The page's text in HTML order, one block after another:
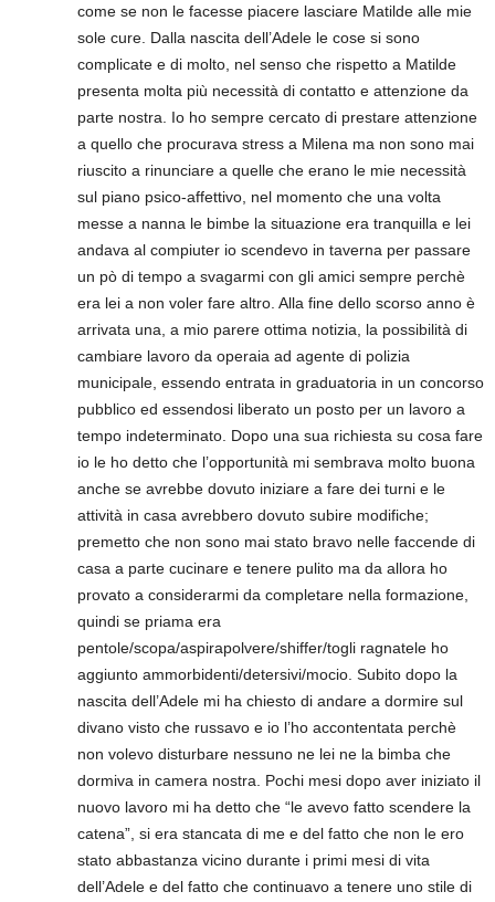
come se non le facesse piacere lasciare Matilde alle mie
sole cure. Dalla nascita dell’Adele le cose si sono
complicate e di molto, nel senso che rispetto a Matilde
presenta molta più necessità di contatto e attenzione da
parte nostra. Io ho sempre cercato di prestare attenzione
a quello che procurava stress a Milena ma non sono mai
riuscito a rinunciare a quelle che erano le mie necessità
sul piano psico-affettivo, nel momento che una volta
messe a nanna le bimbe la situazione era tranquilla e lei
andava al compiuter io scendevo in taverna per passare
un pò di tempo a svagarmi con gli amici sempre perchè
era lei a non voler fare altro. Alla fine dello scorso anno è
arrivata una, a mio parere ottima notizia, la possibilità di
cambiare lavoro da operaia ad agente di polizia
municipale, essendo entrata in graduatoria in un concorso
pubblico ed essendosi liberato un posto per un lavoro a
tempo indeterminato. Dopo una sua richiesta su cosa fare
io le ho detto che l’opportunità mi sembrava molto buona
anche se avrebbe dovuto iniziare a fare dei turni e le
attività in casa avrebbero dovuto subire modifiche;
premetto che non sono mai stato bravo nelle faccende di
casa a parte cucinare e tenere pulito ma da allora ho
provato a considerarmi da completare nella formazione,
quindi se priama era
pentole/scopa/aspirapolvere/shiffer/togli ragnatele ho
aggiunto ammorbidenti/detersivi/mocio. Subito dopo la
nascita dell’Adele mi ha chiesto di andare a dormire sul
divano visto che russavo e io l’ho accontentata perchè
non volevo disturbare nessuno ne lei ne la bimba che
dormiva in camera nostra. Pochi mesi dopo aver iniziato il
nuovo lavoro mi ha detto che “le avevo fatto scendere la
catena”, si era stancata di me e del fatto che non le ero
stato abbastanza vicino durante i primi mesi di vita
dell’Adele e del fatto che continuavo a tenere uno stile di